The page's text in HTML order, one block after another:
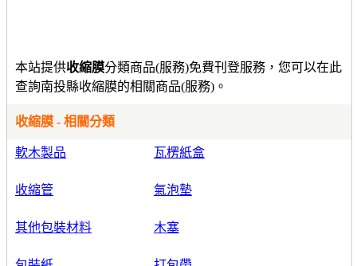
本站提供收縮膜分類商品(服務)免費刊登服務，您可以在此
查詢南投縣收縮膜的相關商品(服務)。
收縮膜 - 相關分類
軟木製品 瓦楞紙盒
收縮管 氣泡墊
其他包裝材料 木塞